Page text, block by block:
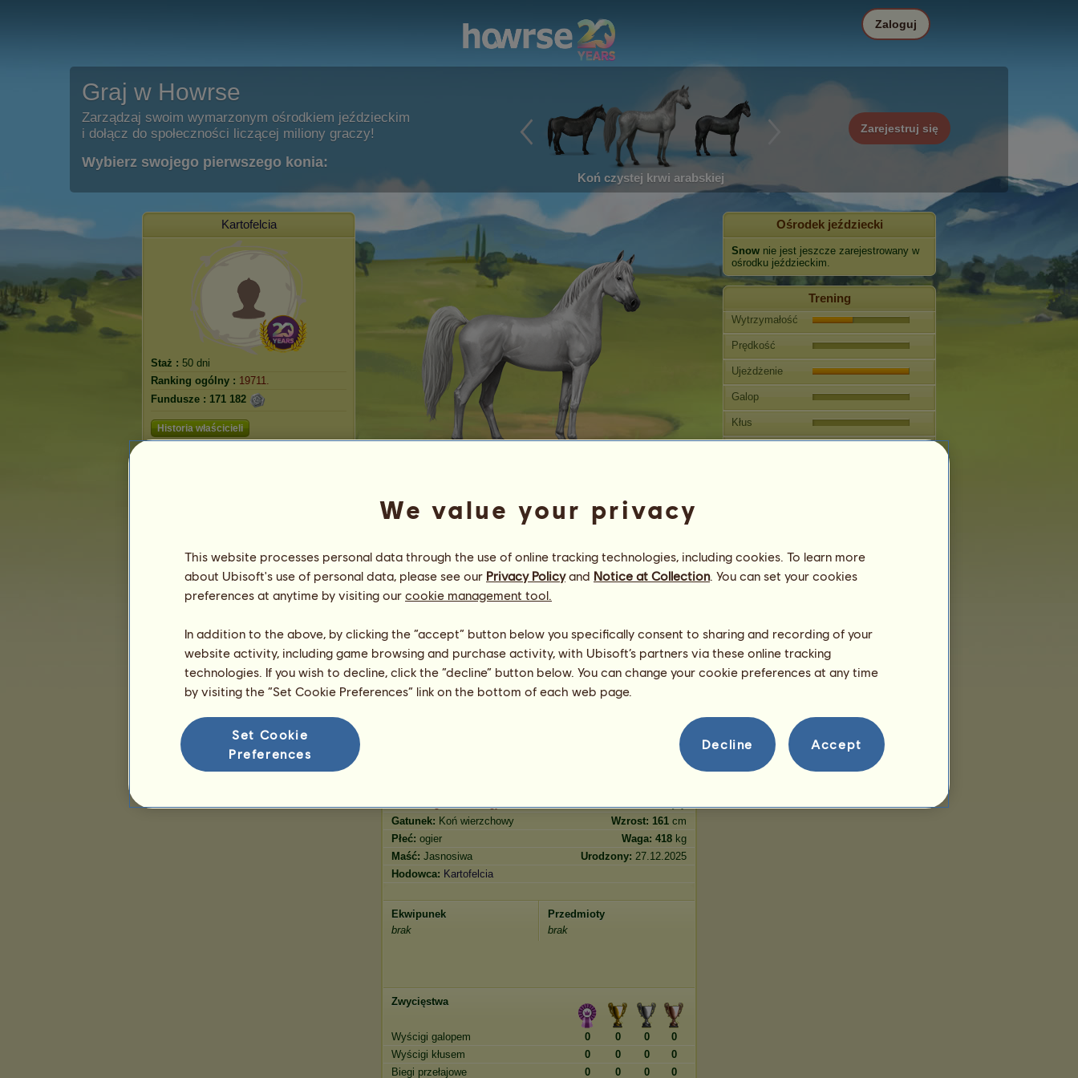
Graj w Howrse
Zarządzaj swoim wymarzonym ośrodkiem jeździeckim
i dołącz do społeczności liczącej miliony graczy!
Wybierz swojego pierwszego konia:
Koń czystej krwi arabskiej
Zarejestruj się
Zaloguj
Kartofelcia
Staż : 50 dni
Ranking ogólny : 19711.
Fundusze : 171 182
Historia właścicieli
Ranking
Ranking ogólny
Ranking gatunków
Ranking zwycięstw
Snow
18:30
Energia 13 %
Zdrowie
76%
Umiejętności Suma:6024.50
Prędkość
Ujeżdżenie
2185.47
Galop
1833.08
Gatunek: Koń wierzchowy Wzrost: 161 cm
Płeć: ogier Waga: 418 kg
Maść: Jasnosiwa Urodzony: 27.12.2025
Hodowca: Kartofelcia
Ekwipunek
brak
Przedmioty
brak
Zwycięstwa
Wyścigi galopem 0 0 0
0
Wyścigi kłusem
0 0 0
0
Biegi przełajowe
0 0 0 0
Ośrodek jeździecki
Snow nie jest jeszcze zarejestrowany w
ośrodku jeździeckim.
Trening
Wytrzymałość
Prędkość
Ujeżdżenie
Galop
Kłus
Informacja
Potomstwo
We value your privacy
This website processes personal data through the use of online tracking technologies, including cookies. To learn more
about Ubisoft's use of personal data, please see our Privacy Policyand Notice at Collection. You can set your cookies
preferences at anytime by visiting our cookie management tool.
In addition to the above, by clicking the “accept” button below you specifically consent to sharing and recording of your
website activity, including game browsing and purchase activity, with Ubisoft’s partners via these online tracking
technologies. If you wish to decline, click the “decline” button below. You can change your cookie preferences at any time
by visiting the “Set Cookie Preferences” link on the bottom of each web page.
Set Cookie
Preferences
Decline Accept